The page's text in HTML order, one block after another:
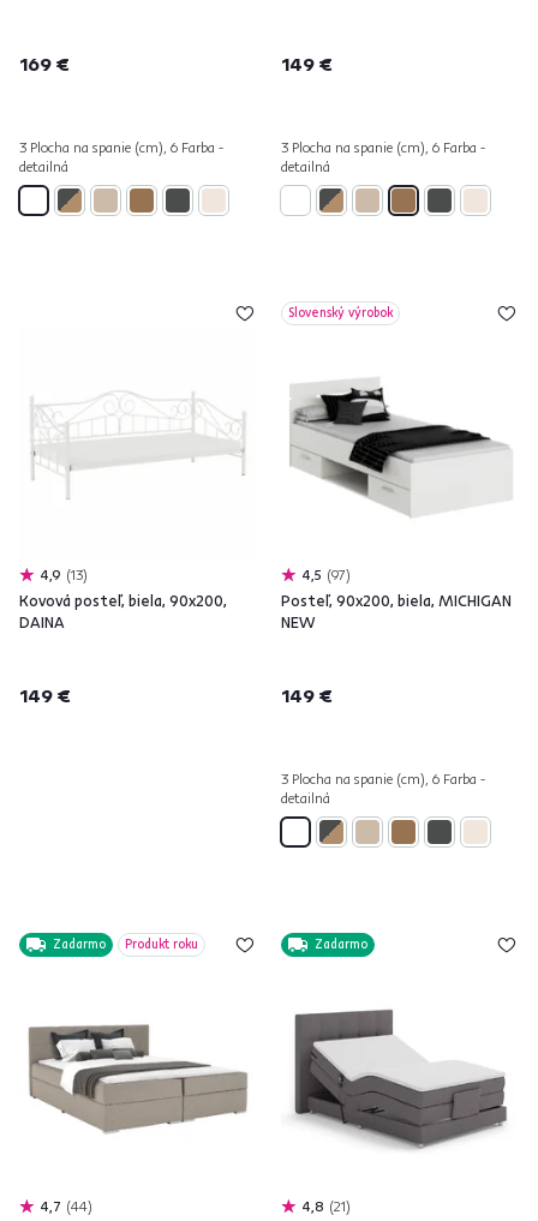
169 €
3 Plocha na spanie (cm), 6 Farba -
detailná
149 €
3 Plocha na spanie (cm), 6 Farba -
detailná
4,9 13
Kovová posteľ, biela, 90x200,
DAINA
149 €
Slovenský výrobok
4,5 97
Posteľ, 90x200, biela, MICHIGAN
NEW
149 €
3 Plocha na spanie (cm), 6 Farba -
detailná
Zadarmo Produkt roku
4,7 44
Zadarmo
4,8 21